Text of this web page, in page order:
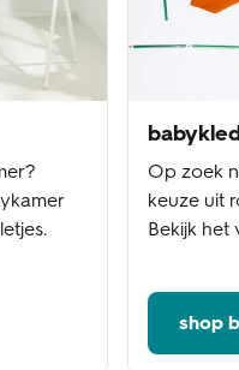
Op zoek
keuze uit
Bekijk het
shop